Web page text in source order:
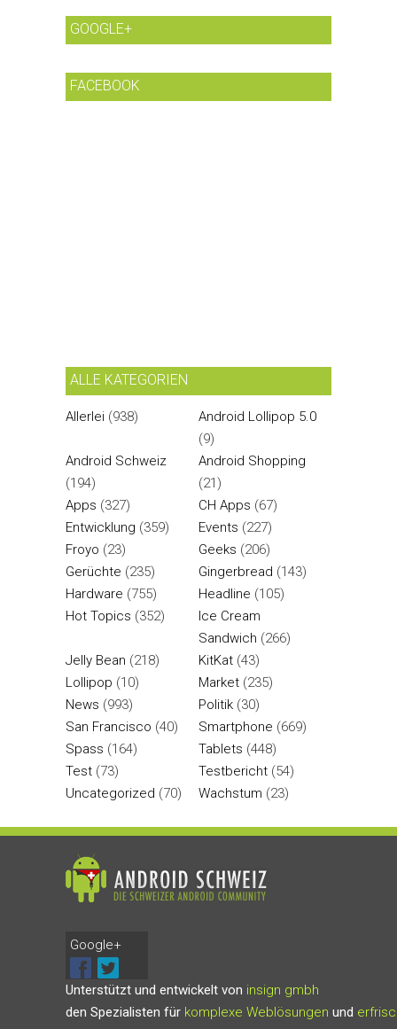
GOOGLE+
FACEBOOK
ALLE KATEGORIEN
Allerlei (938)
Android Lollipop 5.0
(9)
Android Schweiz
(194)
Android Shopping
(21)
Apps (327) CH Apps (67)
Entwicklung (359) Events (227)
Froyo (23) Geeks (206)
Gerüchte (235) Gingerbread (143)
Hardware (755) Headline (105)
Hot Topics (352)
Ice Cream
Sandwich (266)
Jelly Bean (218) KitKat (43)
Lollipop (10) Market (235)
News (993) Politik (30)
San Francisco (40) Smartphone (669)
Spass (164) Tablets (448)
Test (73) Testbericht (54)
Uncategorized (70) Wachstum (23)
Google+
Unterstützt und entwickelt von insign gmbh
den Spezialisten für komplexe Weblösungen und